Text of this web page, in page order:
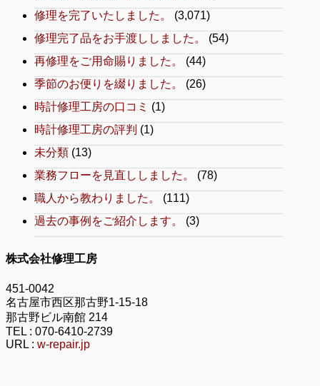
修理を完了いたしました。
(3,071)
修理完了品をお手渡ししました。
(54)
再修理をご用命賜りました。
(44)
季節のお便りを綴りました。
(26)
時計修理工房の口コミ (1)
時計修理工房の評判 (1)
未分類 (13)
業務フローを見直ししました。
(78)
職人から教わりました。
(111)
過去の事例をご紹介します。
(3)
株式会社修理工房
451-0042
名古屋市西区那古野1-15-18
那古野ビル南館 214
TEL : 070-6410-2739
URL : w-repair.jp